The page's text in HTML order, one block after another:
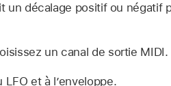
un décalage positif ou négatif
un canal de sortie MIDI.
LFO et à l’enveloppe.